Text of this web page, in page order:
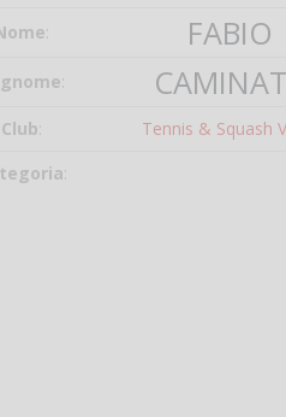
: FABIO
:
Club:
Tennis & Squash
: